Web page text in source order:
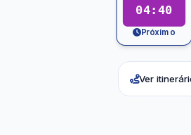
04:40
Próximo
Ver